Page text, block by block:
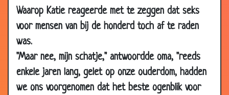
Waarop Katie reageerde met te zeggen dat seks
voor mensen van bij de honderd toch af te raden
was.
"Maar nee, mijn schatje," antwoordde oma, "reeds
enkele jaren lang, gelet op onze ouderdom, hadden
we ons voorgenomen dat het beste ogenblik voor
04 Jun 2008
26 May
Lekkere puree 2.77
31 Jan 2008 Zelfmoord poging
3.41
12 Jan 2008
Krokodillen schoenen
2.77
03 Jan 2008
Wat is dichterbij?
3.44